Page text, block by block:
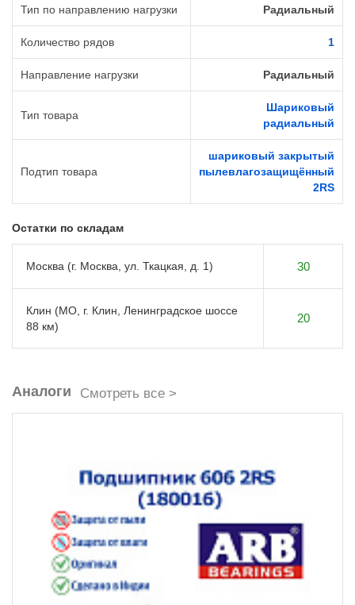
Тип по направлению нагрузки Радиальный
Количество рядов 1
Направление нагрузки Радиальный
Тип товара
Шариковый
радиальный
Подтип товара
шариковый закрытый
пылевлагозащищённый
2RS
Остатки по складам
Москва (г. Москва, ул. Ткацкая, д. 1) 30
Клин (МО, г. Клин, Ленинградское шоссе
88 км)
20
Аналоги Смотреть все >